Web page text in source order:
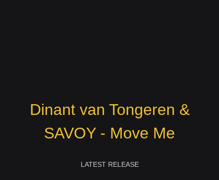
Dinant van Tongeren &
SAVOY - Move Me
LATEST RELEASE